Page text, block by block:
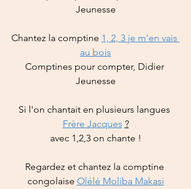
Jeunesse
Chantez la comptine 1, 2, 3 je m'en vais
au bois
Comptines pour compter, Didier
Jeunesse
Si l'on chantait en plusieurs langues
Frère Jacques ?
avec 1,2,3 on chante !
Regardez et chantez la comptine
congolaise Olélé Moliba Makasi